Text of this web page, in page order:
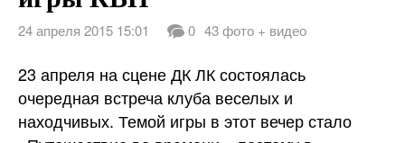
24 апреля 2015 15:01 0 43 фото + видео
23 апреля на сцене ДК ЛК состоялась
очередная встреча клуба веселых и
находчивых. Темой игры в этот вечер стало